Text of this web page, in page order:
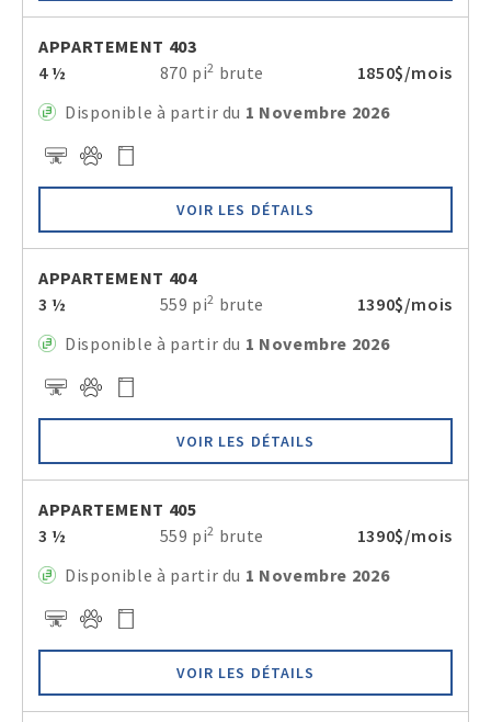
APPARTEMENT 403
4 ½
870 pi2 brute
1850$/mois
Disponible à partir du 1 Novembre 2026
VOIR LES DÉTAILS
APPARTEMENT 404
3 ½
559 pi2 brute
1390$/mois
Disponible à partir du 1 Novembre 2026
VOIR LES DÉTAILS
APPARTEMENT 405
3 ½
559 pi2 brute
1390$/mois
Disponible à partir du 1 Novembre 2026
VOIR LES DÉTAILS